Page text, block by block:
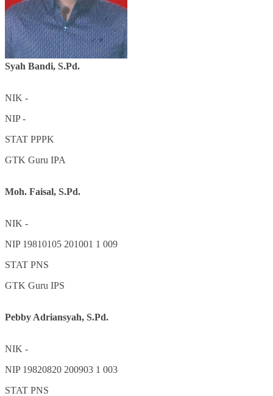
Syah Bandi, S.Pd.
NIK -
NIP-
STAT PPPK
GTK Guru IPA
Moh. Faisal, S.Pd.
NIK -
NIP 19810105 201001 1 009
STAT PNS
GTK Guru IPS
Pebby Adriansyah, S.Pd.
NIK -
NIP 19820820 200903 1 003
STAT PNS